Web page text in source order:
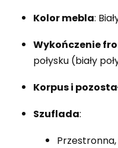
Kolor mebla:
Wykończenie
połysku (biały
Korpus i
Szuflada: